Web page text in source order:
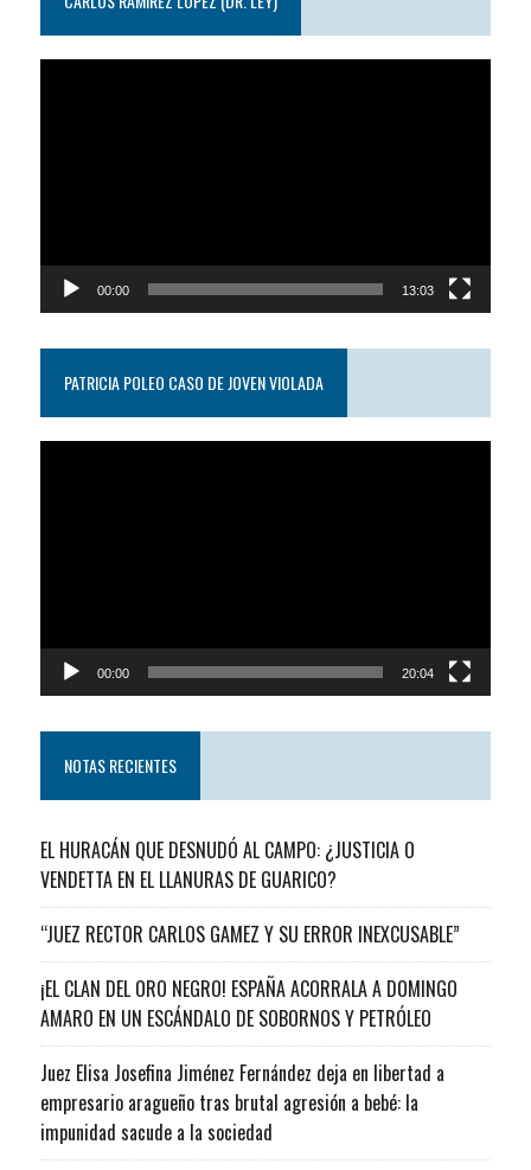
00:00 13:03
PATRICIA POLEO CASO DE JOVEN VIOLADA
00:00 20:04
NOTAS RECIENTES
EL HURACÁN QUE DESNUDÓ AL CAMPO: ¿JUSTICIA O
VENDETTA EN EL LLANURAS DE GUARICO?
“JUEZ RECTOR CARLOS GAMEZ Y SU ERROR INEXCUSABLE”
¡EL CLAN DEL ORO NEGRO! ESPAÑA ACORRALA A DOMINGO
AMARO EN UN ESCÁNDALO DE SOBORNOS Y PETRÓLEO
Juez Elisa Josefina Jiménez Fernández deja en libertad a
empresario aragueño tras brutal agresión a bebé: la
impunidad sacude a la sociedad